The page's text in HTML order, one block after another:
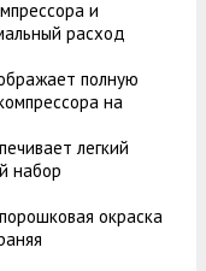
и
расход
полную
на
легкий
набор
окраска